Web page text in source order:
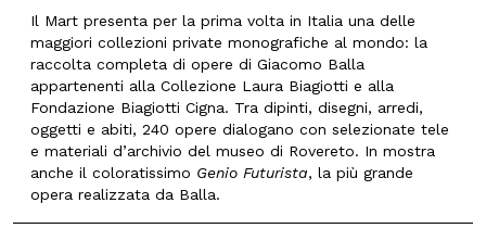
Il Mart presenta per la prima volta in Italia una delle
maggiori collezioni private monografiche al mondo: la
raccolta completa di opere di Giacomo Balla
appartenenti alla Collezione Laura Biagiotti e alla
Fondazione Biagiotti Cigna. Tra dipinti, disegni, arredi,
oggetti e abiti, 240 opere dialogano con selezionate tele
e materiali d’archivio del museo di Rovereto. In mostra
anche il coloratissimo Genio Futurista, la più grande
opera realizzata da Balla.